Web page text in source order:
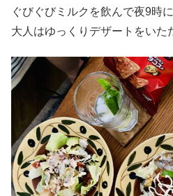
ぐびぐびミルクを飲んで夜9時
大人はゆっくりデザートをいた